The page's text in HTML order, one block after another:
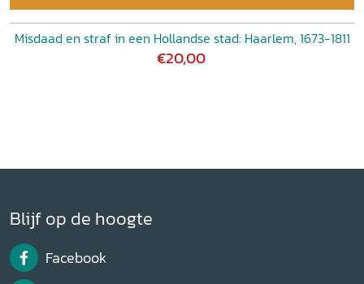
Misdaad en straf in een Hollandse stad: Haarlem, 1673-1811
€20,00
Blijf op de hoogte
Facebook